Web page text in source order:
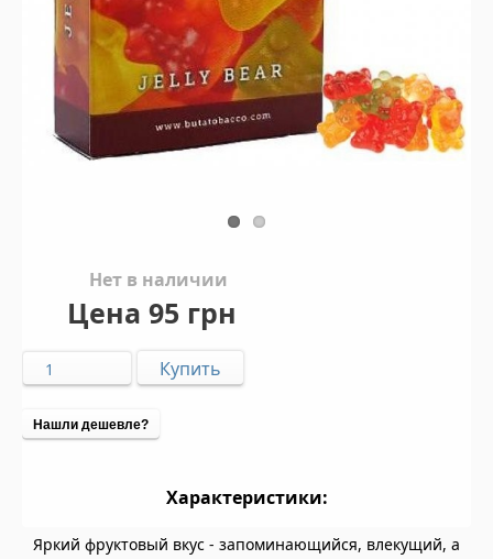
Нет в наличии
Цена 95 грн
Нашли дешевле?
Характеристики:
Яркий фруктовый вкус - запоминающийся, влекущий, а